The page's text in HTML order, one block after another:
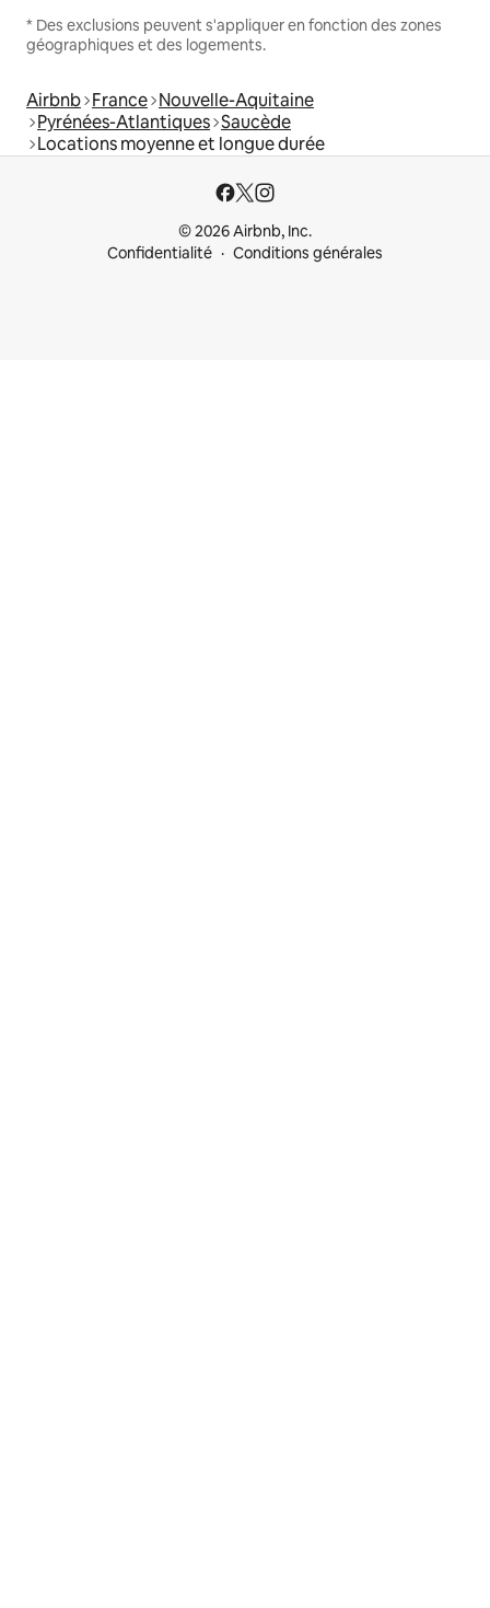
* Des exclusions peuvent s'appliquer en fonction des zones
géographiques et des logements.
Airbnb France Nouvelle-Aquitaine
Pyrénées-Atlantiques Saucède
Locations moyenne et longue durée
© 2026 Airbnb, Inc.
Confidentialité
Conditions générales